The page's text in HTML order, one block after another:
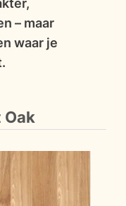
– maar
waar je
Oak